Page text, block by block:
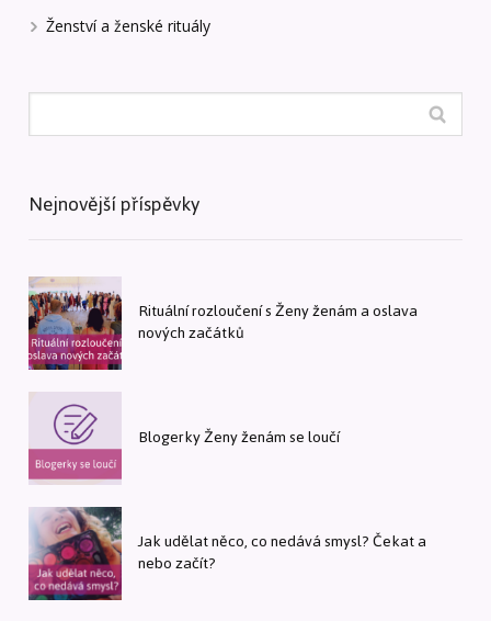
Ženství a ženské rituály
Nejnovější příspěvky
Rituální rozloučení s Ženy ženám a oslava
nových začátků
Blogerky Ženy ženám se loučí
Jak udělat něco, co nedává smysl? Čekat a
nebo začít?